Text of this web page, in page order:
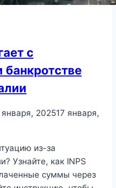
с
января, 202517 января,
из-за
Узнайте, как INPS
суммы через